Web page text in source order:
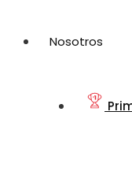
Nosotros